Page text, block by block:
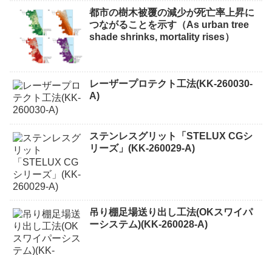
都市の樹木被覆の減少が死亡率上昇に
つながることを示す（As urban tree
shade shrinks, mortality rises）
レーザープロテクト⼯法(KK-260030-
A)
ステンレスグリット「STELUX CGシ
リーズ」(KK-260029-A)
吊り棚足場送り出し工法(OKスワイパ
ーシステム)(KK-260028-A)